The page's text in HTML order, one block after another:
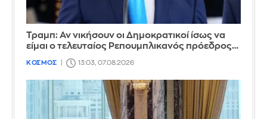
Τραμπ: Αν νικήσουν οι Δημοκρατικοί ίσως να
είμαι ο τελευταίος Ρεπουμπλικανός πρόεδρος…
ΚΟΣΜΟΣ 13:03, 07.08.2026